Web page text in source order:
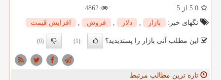
5.0 از 5
4862
تگهای خبر:
بازار , دلار , فروش , افزایش قیمت
این مطلب آنی بازار را پسندیدید؟ (1)
(0)
تازه ترین مطالب مرتبط